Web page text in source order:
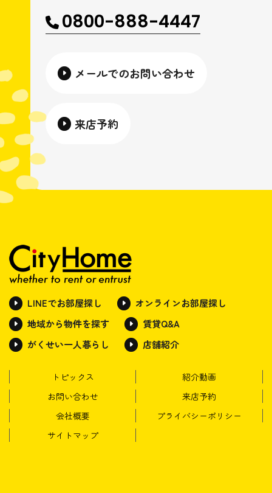
0800-888-4447
メールでのお問い合わせ
来店予約
LINEでお部屋探し
オンラインお部屋探し
地域から物件を探す
賃貸Q&A
がくせい一人暮らし
店舗紹介
トピックス
紹介動画
お問い合わせ
来店予約
会社概要
プライバシーポリシー
サイトマップ